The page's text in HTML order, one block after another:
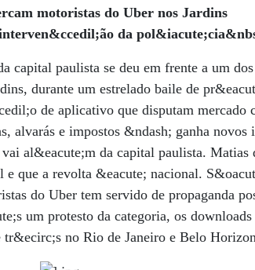
motoristas do Uber nos Jardins
da
capital paulista se deu em frente a um
durante um estrelado baile de
de aplicativo que disputam mercado
alvarás e impostos &ndash; ganha novos
al&eacute;m da capital paulista.
que a revolta &eacute; nacional.
do Uber tem servido de propaganda
um protesto da categoria, os downloads
no Rio de Janeiro e Belo